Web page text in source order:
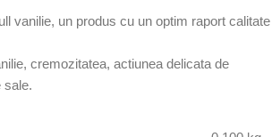
vanilie, un produs cu un optim raport calitate
cremozitatea, actiunea delicata de
sale.